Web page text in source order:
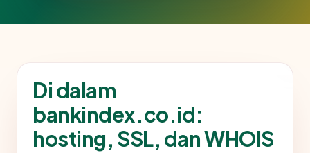
Di dalam
bankindex.co.id:
hosting, SSL, dan WHOIS